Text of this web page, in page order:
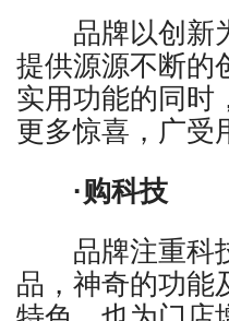
品牌以创新为
提供源源不断的
实用功能的同时
更多惊喜，广受
·购科技
品牌注重科技
品，神奇的功能